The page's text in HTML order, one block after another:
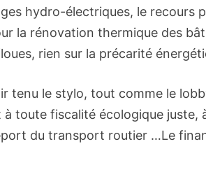
hydro-électriques, le recours
la rénovation thermique des
rien sur la précarité
tenu le stylo, tout comme le
toute fiscalité écologique juste,
du transport routier …Le